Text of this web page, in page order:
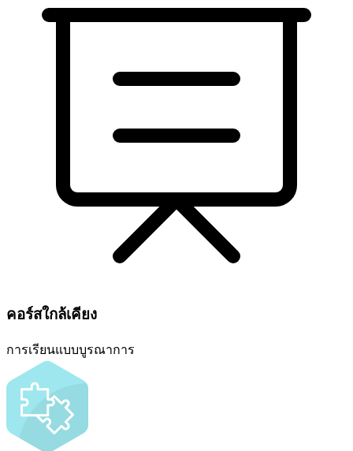
คอร์สใกล้เคียง
การเรียนแบบบูรณาการ